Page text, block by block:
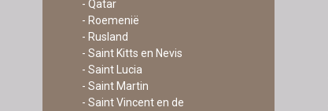
- Qatar
- Roemenië
- Rusland
- Saint Kitts en Nevis
- Saint Lucia
- Saint Martin
- Saint Vincent en de